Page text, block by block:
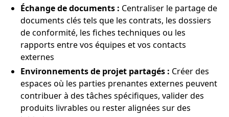
Échange de documents : Centraliser le partage de
documents clés tels que les contrats, les dossiers
de conformité, les fiches techniques ou les
rapports entre vos équipes et vos contacts
externes
Environnements de projet partagés : Créer des
espaces où les parties prenantes externes peuvent
contribuer à des tâches spécifiques, valider des
produits livrables ou rester alignées sur des